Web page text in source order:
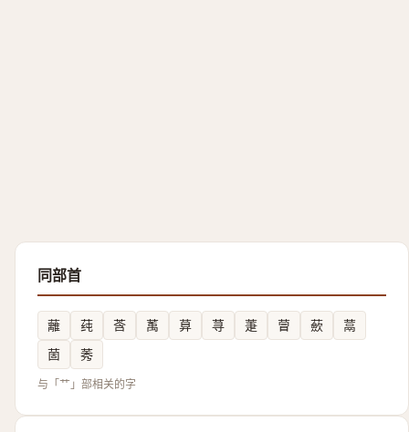
同部首
蘺 莼 莟 萭 萛 荨 萐 萺 蘝
蒚
䓢
莠
与「艹」部相关的字